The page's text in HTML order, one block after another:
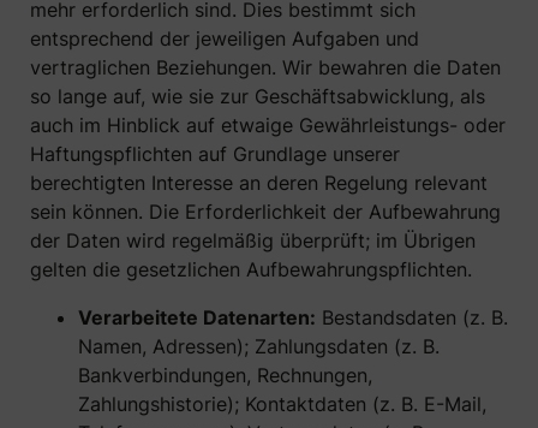
mehr erforderlich sind. Dies bestimmt sich
entsprechend der jeweiligen Aufgaben und
vertraglichen Beziehungen. Wir bewahren die Daten
so lange auf, wie sie zur Geschäftsabwicklung, als
auch im Hinblick auf etwaige Gewährleistungs- oder
Haftungspflichten auf Grundlage unserer
berechtigten Interesse an deren Regelung relevant
sein können. Die Erforderlichkeit der Aufbewahrung
der Daten wird regelmäßig überprüft; im Übrigen
gelten die gesetzlichen Aufbewahrungspflichten.
Verarbeitete Datenarten: Bestandsdaten (z. B.
Namen, Adressen); Zahlungsdaten (z. B.
Bankverbindungen, Rechnungen,
Zahlungshistorie); Kontaktdaten (z. B. E-Mail,